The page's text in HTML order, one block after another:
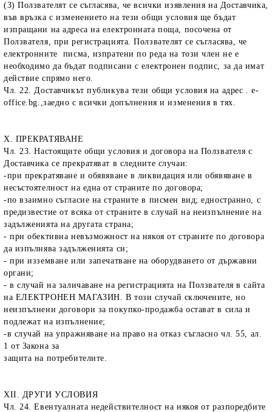
(3) Ползвателят се съгласява, че всички изявления на Доставчика,
във връзка с изменението на тези общи условия ще бъдат
изпращани на адреса на електронната поща, посочена от
Ползвателя, при регистрацията. Ползвателят се съгласява, че
електронните писма, изпратени по реда на този член не е
необходимо да бъдат подписани с електронен подпис, за да имат
действие спрямо него.
Чл. 22. Доставчикът публикува тези общи условия на адрес . e-
office.bg.,заедно с всички допълнения и изменения в тях.
X. ПРЕКРАТЯВАНЕ
Чл. 23. Настоящите общи условия и договора на Ползвателя с
Доставчика се прекратяват в следните случаи:
-при прекратяване и обявяване в ликвидация или обявяване в
несъстоятелност на една от страните по договора;
-по взаимно съгласие на страните в писмен вид; едностранно, с
предизвестие от всяка от страните в случай на неизпълнение на
задълженията на другата страна;
- при обективна невъзможност на някоя от страните по договора
да изпълнява задълженията си;
- при изземване или запечатване на оборудването от държавни
органи;
- в случай на заличаване на регистрацията на Ползвателя в сайта
на ЕЛЕКТРОНЕН МАГАЗИН. В този случай сключените, но
неизпълнени договори за покупко-продажба остават в сила и
подлежат на изпълнение;
-в случай на упражняване на право на отказ съгласно чл. 55, ал.
1 от Закона за
защита на потребителите.
XII. ДРУГИ УСЛОВИЯ
Чл. 24. Евентуалната недействителност на някоя от разпоредбите